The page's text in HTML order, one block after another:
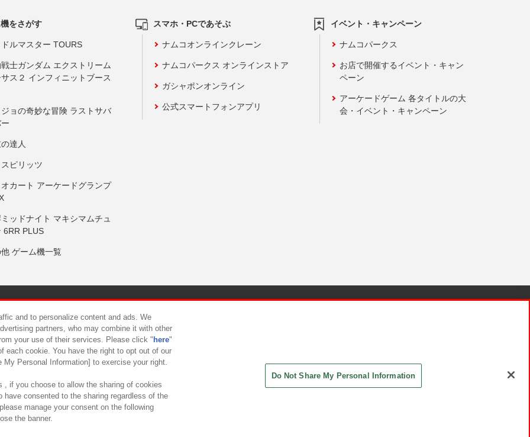
をさがす
ルマスター TOURS
士ガンダム エクストリーム
ス２ インフィニットブース
ョの奇妙な冒険 ラストサバ
達人
ピリッツ
カート アーケードグランプ
ッドナイト マキシマムチュ
6RR PLUS
ゲーム機一覧
スマホ・PCであそぶ
ナムコオンラインクレーン
ナムコパークス オンラインストア
ガシャポンオンライン
公式スマートフォンアプリ
イベント・キャンペーン
ナムコパークス
お店で開催するイベント・キャン
ペーン
アーケードゲーム 各タイトルの大
会・イベント・キャンペーン
について カスタマーハラスメント対応方針
and to personalize content and ads. We
partners, who may combine it with other
your use of their services. Please click " here"
each cookie. You have the right to opt out of our
Personal Information] to exercise your right.
, if you choose to allow the sharing of cookies
have consented to the sharing regardless of the
manage your consent on the following
the banner.
Do Not Share My Personal Information